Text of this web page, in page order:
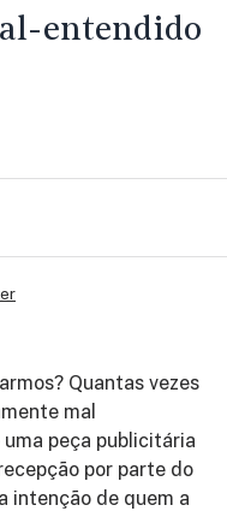
entendido
Quantas vezes
mal
peça publicitária
por parte do
intenção de quem a